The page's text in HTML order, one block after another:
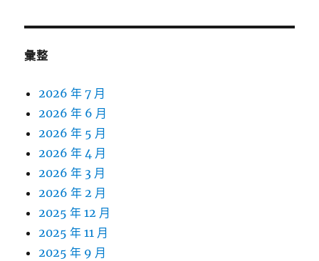
彙整
2026 年 7 月
2026 年 6 月
2026 年 5 月
2026 年 4 月
2026 年 3 月
2026 年 2 月
2025 年 12 月
2025 年 11 月
2025 年 9 月